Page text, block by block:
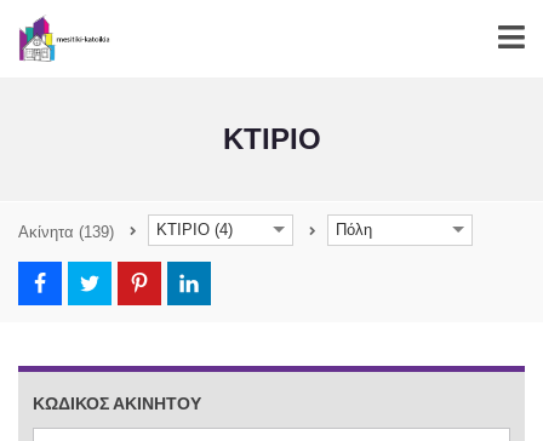
ΚΤΙΡΙΟ
Ακίνητα (139) ΚΤΙΡΙΟ (4) Πόλη
ΚΩΔΙΚΌΣ ΑΚΙΝΉΤΟΥ